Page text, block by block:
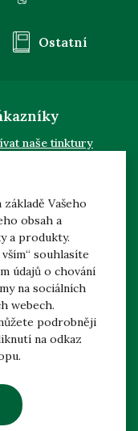
Vašeho
obsah a
a produkty.
souhlasíte
údajů o chování
na sociálních
webech.
podrobněji
na odkaz
Ostatní
naše tinktury
a platba
osobních údajů
Podhorná
Konice 3
u Konice